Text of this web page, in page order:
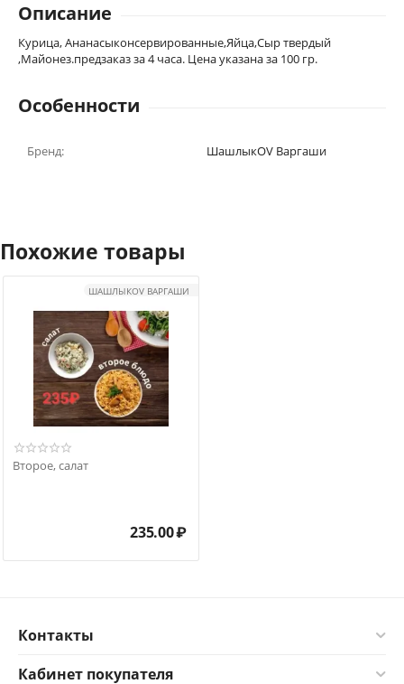
Описание
Курица, Ананасыконсервированные,Яйца,Сыр твердый
,Майонез.предзаказ за 4 часа. Цена указана за 100 гр.
Особенности
Бренд: ШашлыкOV Варгаши
Похожие товары
ШАШЛЫКOV ВАРГАШИ
Второе, салат
235.00₽
Контакты
Кабинет покупателя